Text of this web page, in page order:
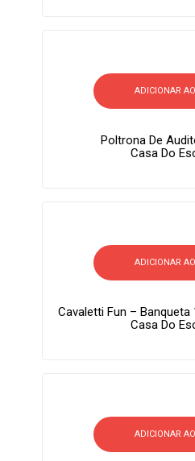
ADICIONAR
Poltrona De
Casa Do
ADICIONAR
Cavaletti Fun –
Casa Do
ADICIONAR